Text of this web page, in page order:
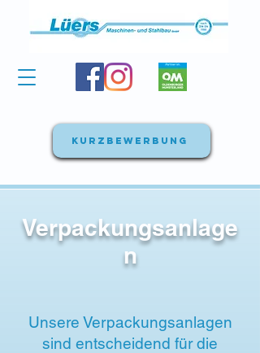
Kurzbewerbung
Verpackungsanlage
n
Unsere Verpackungsanlagen
sind entscheidend für die